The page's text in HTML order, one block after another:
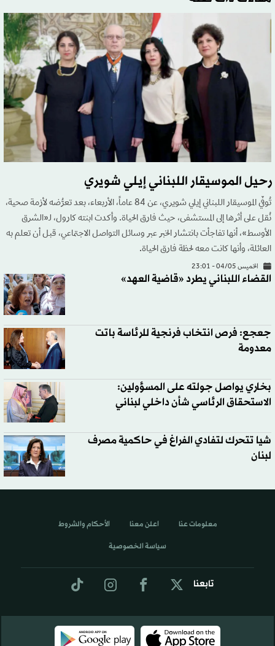
رحيل الموسيقار اللبناني إيلي شويري
تُوفّي الموسيقار اللبناني إيلي شويري، عن 84 عاماً، الأربعاء، بعد تعرُّضه لأزمة صحية،
نُقل على أثرها إلى المستشفى، حيث فارق الحياة. وأكدت ابنته كارول، لـ«الشرق
الأوسط»، أنها تفاجأت بانتشار الخبر عبر وسائل التواصل الاجتماعي، قبل أن تعلم به
العائلة، وأنها كانت معه لحظة فارق الحياة.
الخميس 04/05 - 23:01
القضاء اللبناني يطرد «قاضية العهد»
جعجع: فرص انتخاب فرنجية للرئاسة باتت
معدومة
بخاري يواصل جولته على المسؤولين:
الاستحقاق الرئاسي شأن داخلي لبناني
شيا تتحرك لتفادي الفراغ في حاكمية مصرف
لبنان
تابعنا
معلومات عنا اعلن معنا الأحكام والشروط
سياسة الخصوصية